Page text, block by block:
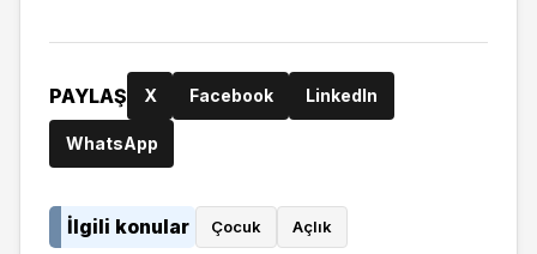
PAYLAŞ X Facebook LinkedIn
WhatsApp
İlgili konular Çocuk Açlık